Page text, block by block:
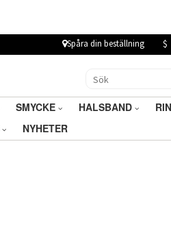
Spåra din beställning $
SMYCKE HALSBAND
NYHETER